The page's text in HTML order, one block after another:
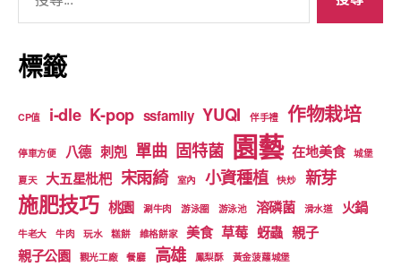
關
鍵
字:
標籤
CP值 i-dle K-pop ssfamily YUQI 伴手禮 作物栽培
停車方便 八德 刺剋 單曲 固特菌 園藝 在地美食
城堡
夏天
大五星枇杷 宋雨綺 室內 小資種植 快炒 新芽
施肥技巧 桃園 涮牛肉 游泳圈 游泳池 溶磷菌 滑水道 火鍋
牛老大 牛肉 玩水 糕餅 維格餅家 美食 草莓 蚜蟲 親子
親子公園
觀光工廠 餐廳 高雄 鳳梨酥 黃金菠蘿城堡